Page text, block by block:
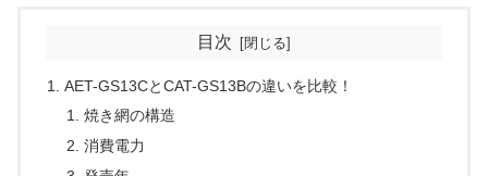
目次
AET-GS13CとCAT-GS13Bの違いを比較！
焼き網の構造
消費電力